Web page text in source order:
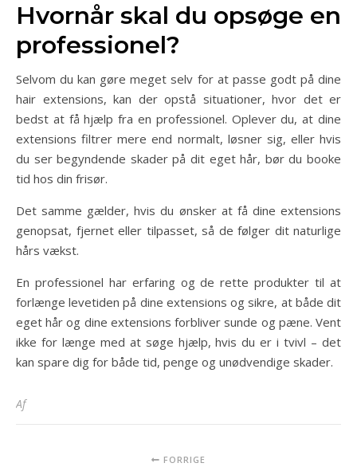
Hvornår skal du opsøge en
professionel?
Selvom du kan gøre meget selv for at passe godt på dine
hair extensions, kan der opstå situationer, hvor det er
bedst at få hjælp fra en professionel. Oplever du, at dine
extensions filtrer mere end normalt, løsner sig, eller hvis
du ser begyndende skader på dit eget hår, bør du booke
tid hos din frisør.
Det samme gælder, hvis du ønsker at få dine extensions
genopsat, fjernet eller tilpasset, så de følger dit naturlige
hårs vækst.
En professionel har erfaring og de rette produkter til at
forlænge levetiden på dine extensions og sikre, at både dit
eget hår og dine extensions forbliver sunde og pæne. Vent
ikke for længe med at søge hjælp, hvis du er i tvivl – det
kan spare dig for både tid, penge og unødvendige skader.
Af
FORRIGE